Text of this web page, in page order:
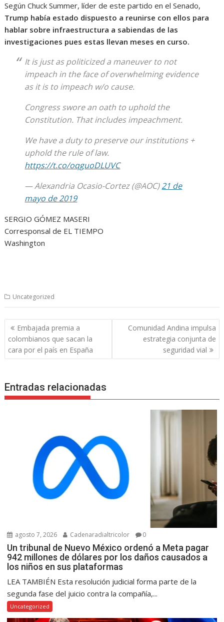
Según Chuck Summer, líder de este partido en el Senado,
Trump había estado dispuesto a reunirse con ellos para
hablar sobre infraestructura a sabiendas de las
investigaciones pues estas llevan meses en curso.
It is just as politicized a maneuver to not
impeach in the face of overwhelming evidence
as it is to impeach w/o cause.
Congress swore an oath to uphold the
Constitution. That includes impeachment.
We have a duty to preserve our institutions +
uphold the rule of law.
https://t.co/oqguoDLUVC
— Alexandria Ocasio-Cortez (@AOC)21 de
mayo de 2019
SERGIO GÓMEZ MASERI
Corresponsal de EL TIEMPO
Washington
Uncategorized
Navegación
de
entradas
Embajada premia a
colombianos que sacan la
cara por el país en España
Comunidad Andina impulsa
estrategia conjunta de
seguridad vial
Entradas relacionadas
agosto 7, 2026 Cadenaradialtricolor 0
Un tribunal de Nuevo México ordenó a Meta pagar
942 millones de dólares por los daños causados a
los niños en sus plataformas
LEA TAMBIÉN Esta resolución judicial forma parte de la
segunda fase del juicio contra la compañía,...
Uncategorized